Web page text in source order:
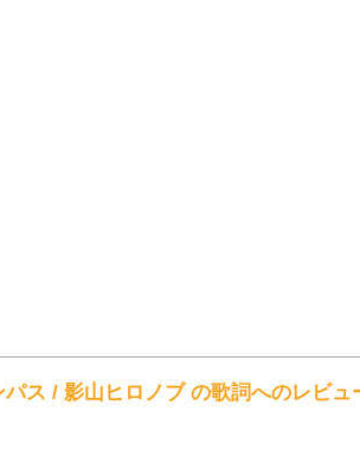
パス / 影山ヒロノブ の歌詞へのレビュ